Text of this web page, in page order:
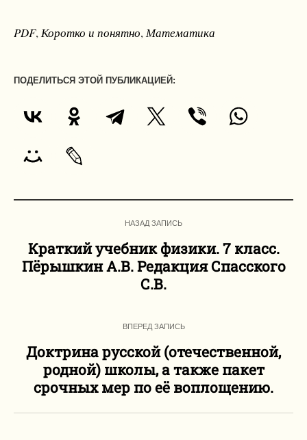
PDF,Коротко и понятно,Математика
ПОДЕЛИТЬСЯ ЭТОЙ ПУБЛИКАЦИЕЙ:
НАЗАД ЗАПИСЬ
Краткий учебник физики. 7 класс.
Пёрышкин А.В. Редакция Спасского
С.В.
ВПЕРЕД ЗАПИСЬ
Доктрина русской (отечественной,
родной) школы, а также пакет
срочных мер по её воплощению.